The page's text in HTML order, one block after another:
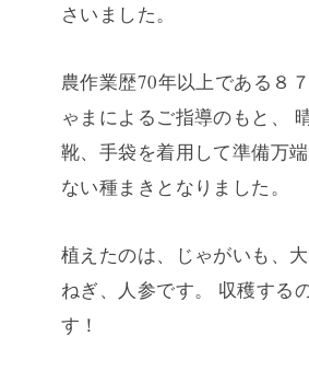
さいました。
農作業歴70年以上である８
ゃまによるご指導のもと、
靴、手袋を着用して準備万
ない種まきとなりました。
植えたのは、じゃがいも、大
ねぎ、人参です。
収穫する
す！